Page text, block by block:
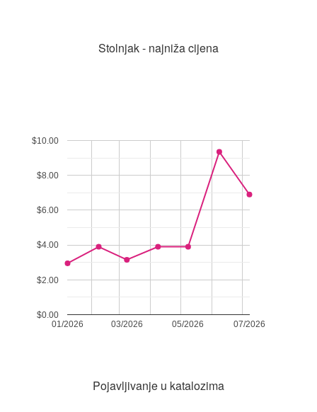
Stolnjak - najniža cijena
01/2026 03/2026 05/2026 07/2026
$0.00
$2.00
$4.00
$6.00
$8.00
$10.00
Pojavljivanje u katalozima